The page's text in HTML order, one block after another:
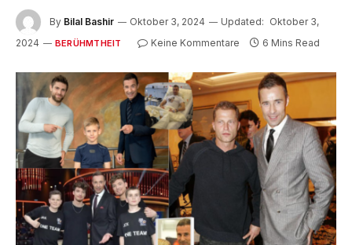
By Bilal Bashir Oktober 3, 2024 Updated: Oktober 3,
2024
BERÜHMTHEIT Keine Kommentare 6 Mins Read